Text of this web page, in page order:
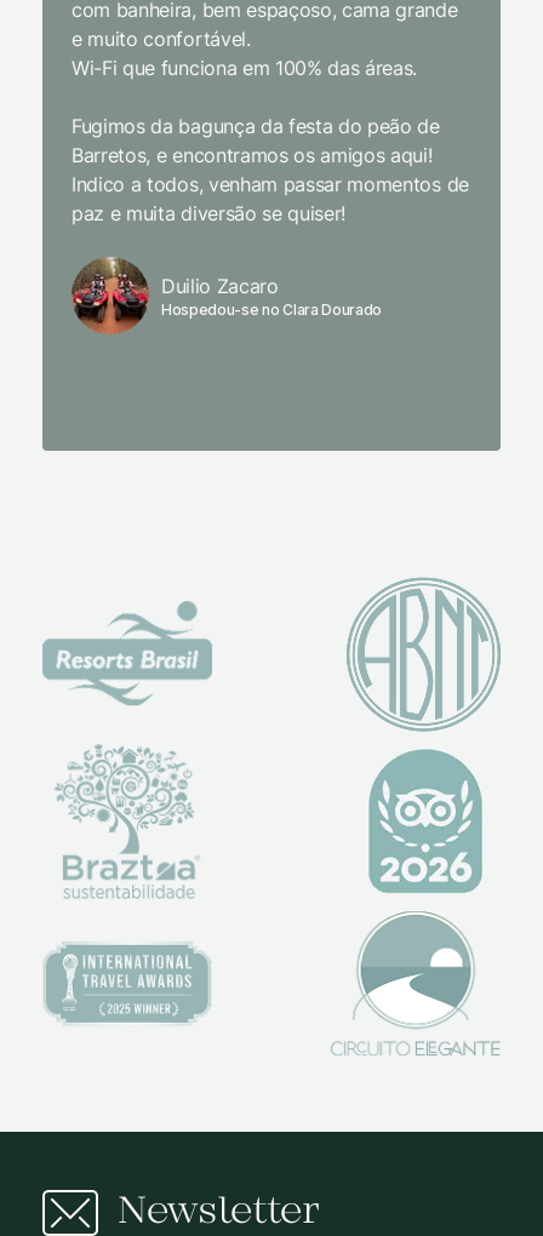
com banheira, bem espaçoso, cama grande
e muito confortável.
Wi-Fi que funciona em 100% das áreas.
Fugimos da bagunça da festa do peão de
Barretos, e encontramos os amigos aqui!
Indico a todos, venham passar momentos de
paz e muita diversão se quiser!
Duilio Zacaro
Hospedou-se no Clara Dourado
Newsletter